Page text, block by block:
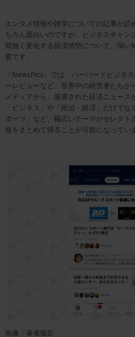
エンタメ情報や雑学についての記事が読
ちろん面白いのですが、ビジネスチャン
間無く変化する経済情勢について、深い
要です。
『NewsPics』では、ハーバードビジネ
ーレビューなど、世界中の経営者たちか
メディアから、厳選された経済ニュース
「ビジネス」や「政治・経済」だけで
ポーツ」など、幅広いテーマがセレクト
報をまとめて得ることが可能になってい
画像：著者撮影